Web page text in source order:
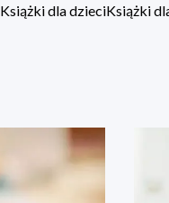
Książki dla dzieciKsiążki